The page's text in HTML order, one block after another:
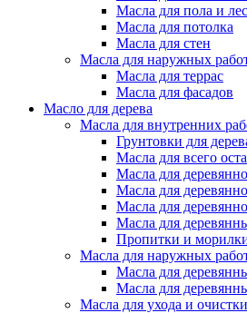
Масла для пола и
Масла для потолка
Масла для стен
Масла для наружных
Масла для террас
Масла для фасадов
Масло для дерева
Масла для внутренних
Грунтовки для
Масла для всего
Масла для
Масла для
Масла для
Масла для
Пропитки и
Масла для наружных
Масла для
Масла для
Масла для ухода и очистки